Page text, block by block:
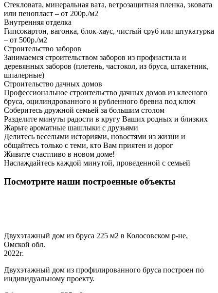
Стекловата, минеральная вата, ветрозащитная пленка, эковата
или пенопласт – от 200р./м2
Внутренняя отделка
Гипсокартон, вагонка, блок-хаус, чистый сруб или штукатурка
– от 500р./м2
Строительство заборов
Занимаемся строительством заборов из профнастила и
деревянных заборов (плетень, частокол, из бруса, штакетник,
шпалерные)
Строительство дачных домов
Профессиональное строительство дачных домов из клееного
бруса, оцилиндрованного и рубленного бревна под ключ
Соберитесь дружной семьей за большим столом
Разделите минуты радости в кругу Ваших родных и близких
Жарьте ароматные шашлыки с друзьями
Делитесь веселыми историями, новостями из жизни и
общайтесь только с теми, кто Вам приятен и дорог
Живите счастливо в новом доме!
Наслаждайтесь каждой минутой, проведенной с семьей
Посмотрите наши построенные объекты
Двухэтажный дом из бруса 225 м2 в Колосовском р-не,
Омской обл.
2022г.
Двухэтажный дом из профилированного бруса построен по
индивидуальному проекту.